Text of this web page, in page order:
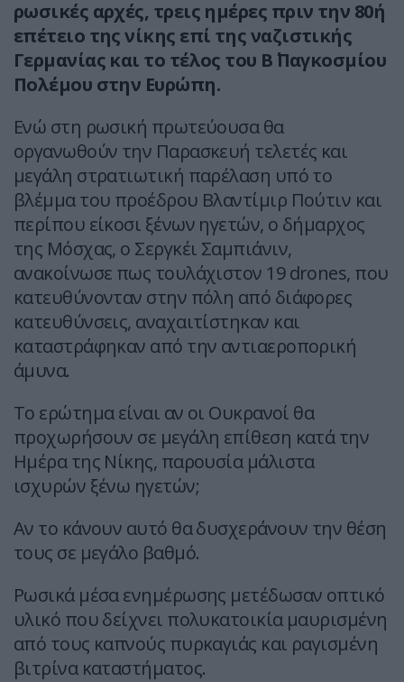
ρωσικές αρχές, τρεις ημέρες πριν την 80ή
επέτειο της νίκης επί της ναζιστικής
Γερμανίας και το τέλος του Β΄ Παγκοσμίου
Πολέμου στην Ευρώπη.
Ενώ στη ρωσική πρωτεύουσα θα
οργανωθούν την Παρασκευή τελετές και
μεγάλη στρατιωτική παρέλαση υπό το
βλέμμα του προέδρου Βλαντίμιρ Πούτιν και
περίπου είκοσι ξένων ηγετών, ο δήμαρχος
της Μόσχας, ο Σεργκέι Σαμπιάνιν,
ανακοίνωσε πως τουλάχιστον 19 drones, που
κατευθύνονταν στην πόλη από διάφορες
κατευθύνσεις, αναχαιτίστηκαν και
καταστράφηκαν από την αντιαεροπορική
άμυνα.
Το ερώτημα είναι αν οι Ουκρανοί θα
προχωρήσουν σε μεγάλη επίθεση κατά την
Ημέρα της Νίκης, παρουσία μάλιστα
ισχυρών ξένω ηγετών;
Αν το κάνουν αυτό θα δυσχεράνουν την θέση
τους σε μεγάλο βαθμό.
Ρωσικά μέσα ενημέρωσης μετέδωσαν οπτικό
υλικό που δείχνει πολυκατοικία μαυρισμένη
από τους καπνούς πυρκαγιάς και ραγισμένη
βιτρίνα καταστήματος.